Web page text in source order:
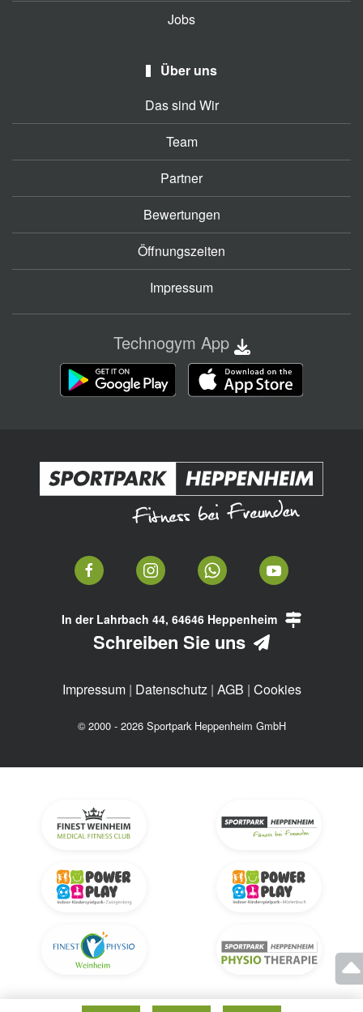
Jobs
Über uns
Das sind Wir
Team
Partner
Bewertungen
Öffnungszeiten
Impressum
Technogym App
In der Lahrbach 44, 64646 Heppenheim
Schreiben Sie uns
Impressum| Datenschutz| AGB | Cookies
© 2000 - 2026 Sportpark Heppenheim GmbH